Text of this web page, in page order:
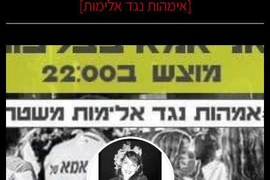
[אימהות נגד אלימות]